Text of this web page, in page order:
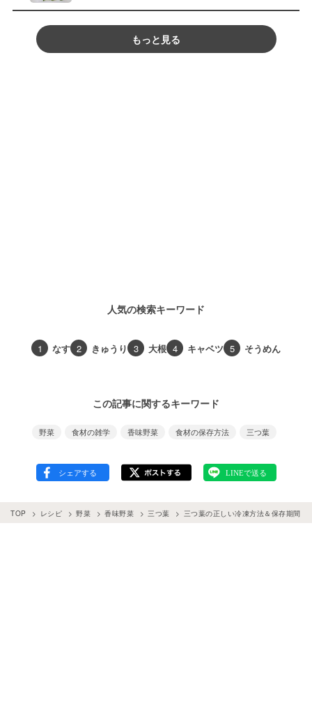
もっと見る
人気の検索キーワード
1 なす 2 きゅうり 3 大根 4 キャベツ 5 そうめん
この記事に関するキーワード
野菜 食材の雑学 香味野菜 食材の保存方法 三つ葉
TOP レシピ 野菜 香味野菜 三つ葉 三つ葉の正しい冷凍方法＆保存期間。